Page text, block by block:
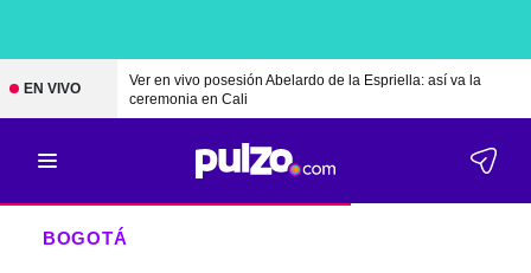
EN VIVO
Ver en vivo posesión Abelardo de la Espriella: así va la
ceremonia en Cali
BOGOTÁ